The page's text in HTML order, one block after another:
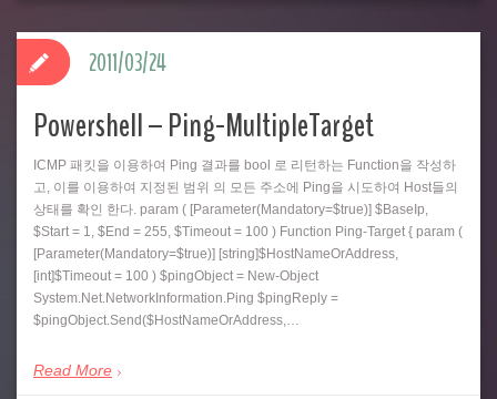
Powershell – Ping-MultipleTarget
ICMP 패킷을 이용하여 Ping 결과를 bool 로 리턴하는 Function을 작성하
고, 이를 이용하여 지정된 범위 의 모든 주소에 Ping을 시도하여 Host들의
상태를 확인 한다. param ( [Parameter(Mandatory=$true)] $BaseIp,
$Start = 1, $End = 255, $Timeout = 100 ) Function Ping-Target { param (
[Parameter(Mandatory=$true)] [string]$HostNameOrAddress,
[int]$Timeout = 100 ) $pingObject = New-Object
System.Net.NetworkInformation.Ping $pingReply =
$pingObject.Send($HostNameOrAddress,…
Read More
2011/03/24